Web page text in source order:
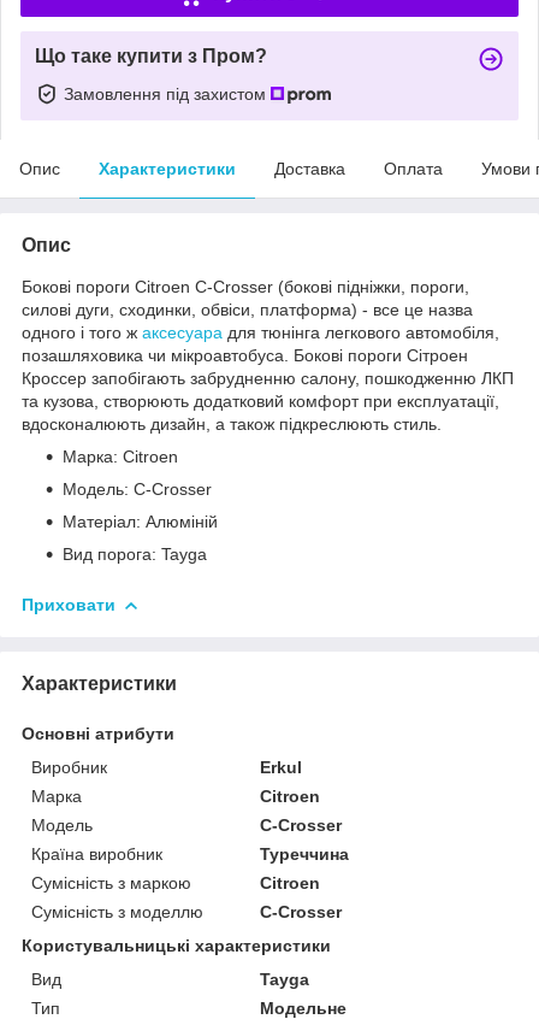
Що таке купити з Пром?
Замовлення під захистом
Опис Характеристики Доставка Оплата Умови
Опис
Бокові пороги Citroen C-Crosser (бокові підніжки, пороги,
силові дуги, сходинки, обвіси, платформа) - все це назва
одного і того ж аксесуара для тюнінга легкового автомобіля,
позашляховика чи мікроавтобуса. Бокові пороги Сітроен
Кроссер запобігають забрудненню салону, пошкодженню ЛКП
та кузова, створюють додатковий комфорт при експлуатації,
вдосконалюють дизайн, а також підкреслюють стиль.
Марка: Citroen
Модель: C-Crosser
Матеріал: Алюміній
Вид порога: Tayga
Приховати
Характеристики
Основні атрибути
Виробник
Erkul
Марка
Citroen
Модель
C-Crosser
Країна виробник
Туреччина
Сумісність з маркою
Citroen
Сумісність з моделлю
C-Crosser
Користувальницькі характеристики
Вид
Tayga
Тип
Модельне